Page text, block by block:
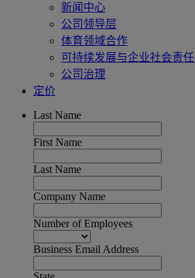
新闻中心
公司领导层
体育领域合作
可持续发展与企业社会责任
公司治理
定价
Last Name
First Name
Last Name
Company Name
Number of Employees
Business Email Address